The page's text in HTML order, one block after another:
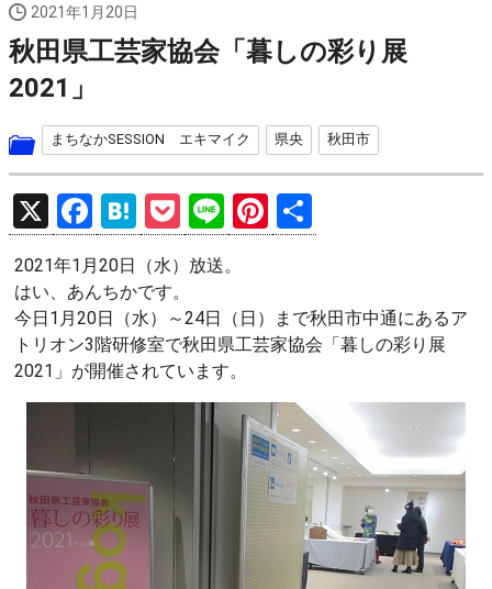
2021年1月20日
秋田県工芸家協会「暮しの彩り展
2021」
まちなかSESSION エキマイク 県央 秋田市
X
F
a
ce
b
o
o
H
at
e
n
a
P
o
ck
et
Li
n
e
Pi
nt
es
t
有
2021年1月20日（水）放送。
はい、あんちかです。
今日1月20日（水）～24日（日）まで秋田市中通にあるア
トリオン3階研修室で秋田県工芸家協会「暮しの彩り展
2021」が開催されています。